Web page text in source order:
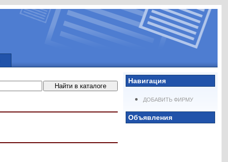
Навигация
ДОБАВИТЬ ФИРМУ
Объявления